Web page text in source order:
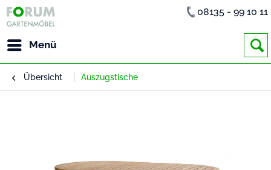
Menü
08135 - 99 10 11
Übersicht Auszugstische